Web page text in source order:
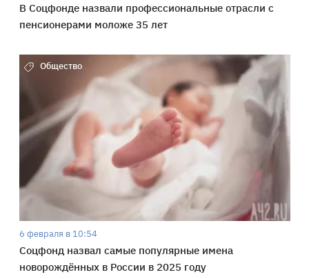
В Соцфонде назвали профессиональные отрасли с
пенсионерами моложе 35 лет
Общество
6 февраля в 10:54
Соцфонд назвал самые популярные имена
новорождённых в России в 2025 году